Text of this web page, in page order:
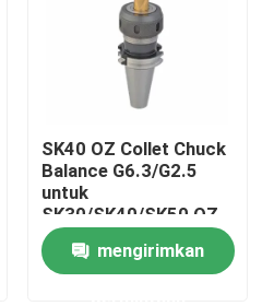
SK40 OZ Collet Chuck
Balance G6.3/G2.5
untuk
SK30/SK40/SK50 OZ
Series oz collet
clamping toolmengirimkan